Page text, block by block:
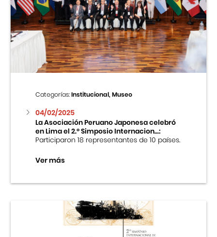
Categorías:Institucional, Museo
04/02/2025
La Asociación Peruano Japonesa celebró
en Lima el 2.º Simposio Internacion...:
Participaron 18 representantes de 10 países.
Ver más